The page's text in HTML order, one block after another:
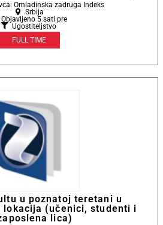
Omladinska zadruga Indeks
Srbija
Objavljeno 5 sati pre
Ugostiteljstvo
FULL TIME
u poznatoj teretani u
lokacija (učenici, studenti i
lica)